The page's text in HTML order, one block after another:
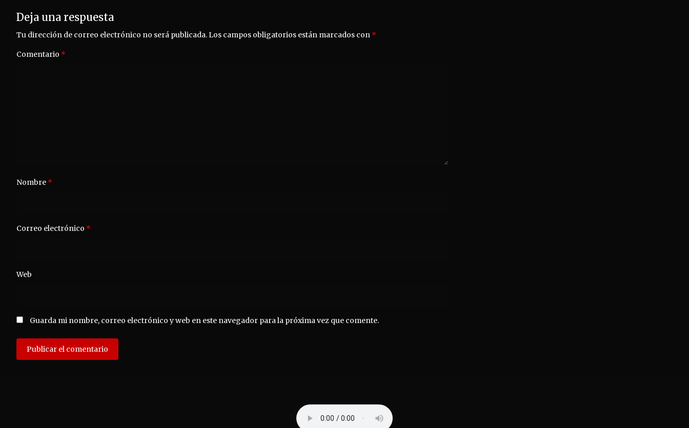
Deja una respuesta
Tu dirección de correo electrónico no será publicada.Los campos obligatorios están marcados con *
Comentario *
Nombre *
Correo electrónico *
Web
Guarda mi nombre, correo electrónico y web en este navegador para la próxima vez que comente.